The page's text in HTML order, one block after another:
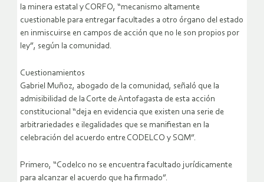
la minera estatal y CORFO, “mecanismo altamente
cuestionable para entregar facultades a otro órgano del estado
en inmiscuirse en campos de acción que no le son propios por
ley”, según la comunidad.
Cuestionamientos
Gabriel Muñoz, abogado de la comunidad, señaló que la
admisibilidad de la Corte de Antofagasta de esta acción
constitucional “deja en evidencia que existen una serie de
arbitrariedades e ilegalidades que se manifiestan en la
celebración del acuerdo entre CODELCO y SQM”.
Primero, “Codelco no se encuentra facultado jurídicamente
para alcanzar el acuerdo que ha firmado”.